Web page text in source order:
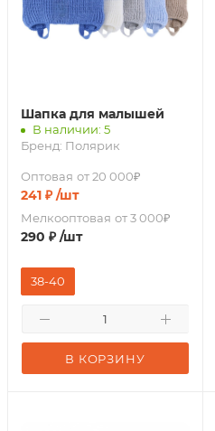
Шапка для малышей
В наличии: 5
Бренд: Полярик
Оптовая от 20 000₽
241 ₽ /шт
Мелкооптовая от 3 000₽
290 ₽ /шт
В КОРЗИНУ
38-40